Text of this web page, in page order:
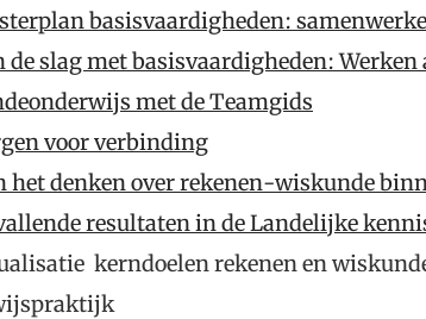
basisvaardigheden:
de slag met basisvaardigheden: Werken
met de Teamgids
voor verbinding
het denken over rekenen-wiskunde
resultaten in de Landelijke
kerndoelen rekenen en